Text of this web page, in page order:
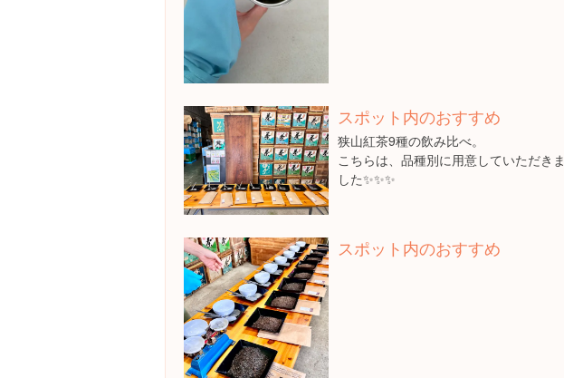
スポット内のおすすめ
狭山紅茶9種の飲み比べ。
こちらは、品種別に用意していただきま
した✨✨✨
スポット内のおすすめ